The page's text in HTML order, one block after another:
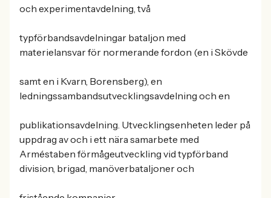
och experimentavdelning, två
typförbandsavdelningar bataljon med
materielansvar för normerande fordon (en i Skövde
samt en i Kvarn, Borensberg), en
ledningssambandsutvecklingsavdelning och en
publikationsavdelning. Utvecklingsenheten leder på
uppdrag av och i ett nära samarbete med
Arméstaben förmågeutveckling vid typförband
division, brigad, manöverbataljoner och